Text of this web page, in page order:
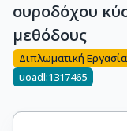
ουροδόχου
μεθόδους
Διπλωματική Εργασία
uoadl:1317465